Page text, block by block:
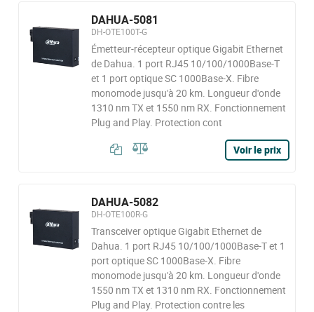
DAHUA-5081
DH-OTE100T-G
Émetteur-récepteur optique Gigabit Ethernet
de Dahua. 1 port RJ45 10/100/1000Base-T
et 1 port optique SC 1000Base-X. Fibre
monomode jusqu'à 20 km. Longueur d'onde
1310 nm TX et 1550 nm RX. Fonctionnement
Plug and Play. Protection cont
Voir le prix
DAHUA-5082
DH-OTE100R-G
Transceiver optique Gigabit Ethernet de
Dahua. 1 port RJ45 10/100/1000Base-T et 1
port optique SC 1000Base-X. Fibre
monomode jusqu'à 20 km. Longueur d'onde
1550 nm TX et 1310 nm RX. Fonctionnement
Plug and Play. Protection contre les